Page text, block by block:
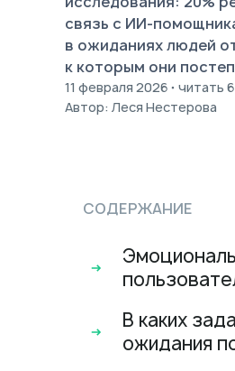
связь с ИИ-
в ожиданиях людей
к которым они
11 февраля 2026 · читать
Автор: Леся Нестерова
СОДЕРЖАНИЕ
В каких
ожидания